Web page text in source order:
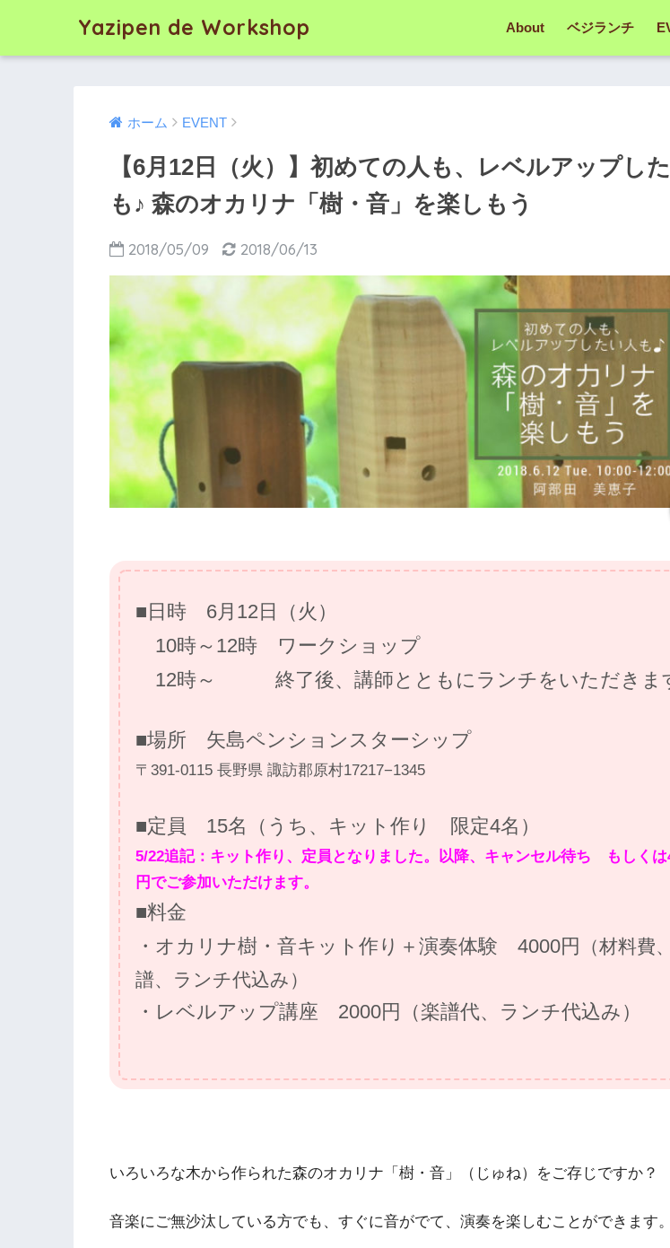
Yazipen de Workshop About ベジランチ
ホーム EVENT
【6月12日（火）】初めての人も、レベルアップし
も♪ 森のオカリナ「樹・音」を楽しもう
2018/05/09 2018/06/13
■日時 6月12日（火）
10時～12時 ワークショップ
12時～ 終了後、講師とともにランチをいただきま
■場所 矢島ペンションスターシップ
〒391-0115 長野県 諏訪郡原村17217−1345
■定員 15名（うち、キット作り 限定4名）
5/22追記：キット作り、定員となりました。以降、キャンセル待ち もしくは
円でご参加いただけます。
■料金
・オカリナ樹・音キット作り＋演奏体験 4000円
（材料費
譜、ランチ代込み）
・レベルアップ講座 2000円（楽譜代、ランチ代込み）
いろいろな木から作られた森のオカリナ「樹・音」（じゅね）をご存じですか？
音楽にご無沙汰している方でも、すぐに音がでて、演奏を楽しむことができます。